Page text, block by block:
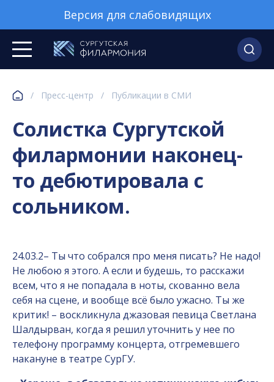
Версия для слабовидящих
/ Пресс-центр / Публикации в СМИ
Солистка Сургутской
филармонии наконец-
то дебютировала с
сольником.
24.03.2– Ты что собрался про меня писать? Не надо!
Не любою я этого. А если и будешь, то расскажи
всем, что я не попадала в ноты, скованно вела
себя на сцене, и вообще всё было ужасно. Ты же
критик! – воскликнула джазовая певица Светлана
Шалдырван, когда я решил уточнить у нее по
телефону программу концерта, отгремевшего
накануне в театре СурГУ.